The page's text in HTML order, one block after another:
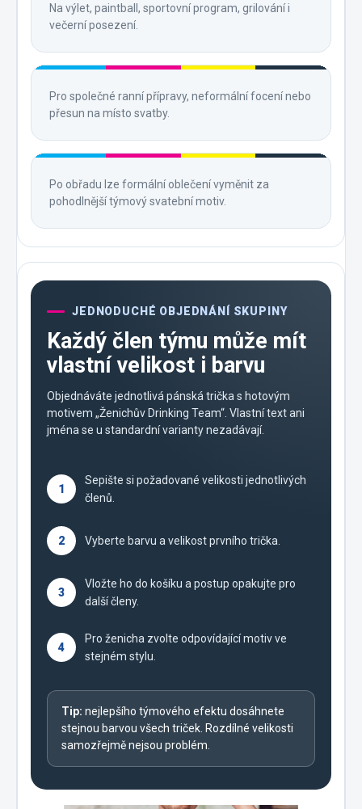
Na výlet, paintball, sportovní program, grilování i
večerní posezení.
Pro společné ranní přípravy, neformální focení nebo
přesun na místo svatby.
Po obřadu lze formální oblečení vyměnit za
pohodlnější týmový svatební motiv.
JEDNODUCHÉ OBJEDNÁNÍ SKUPINY
Každý člen týmu může mít
vlastní velikost i barvu
Objednáváte jednotlivá pánská trička s hotovým
motivem „Ženichův Drinking Team“. Vlastní text ani
jména se u standardní varianty nezadávají.
1
Sepište si požadované velikosti jednotlivých
členů.
2 Vyberte barvu a velikost prvního trička.
3
Vložte ho do košíku a postup opakujte pro
další členy.
4
Pro ženicha zvolte odpovídající motiv ve
stejném stylu.
Tip: nejlepšího týmového efektu dosáhnete
stejnou barvou všech triček. Rozdílné velikosti
samozřejmě nejsou problém.